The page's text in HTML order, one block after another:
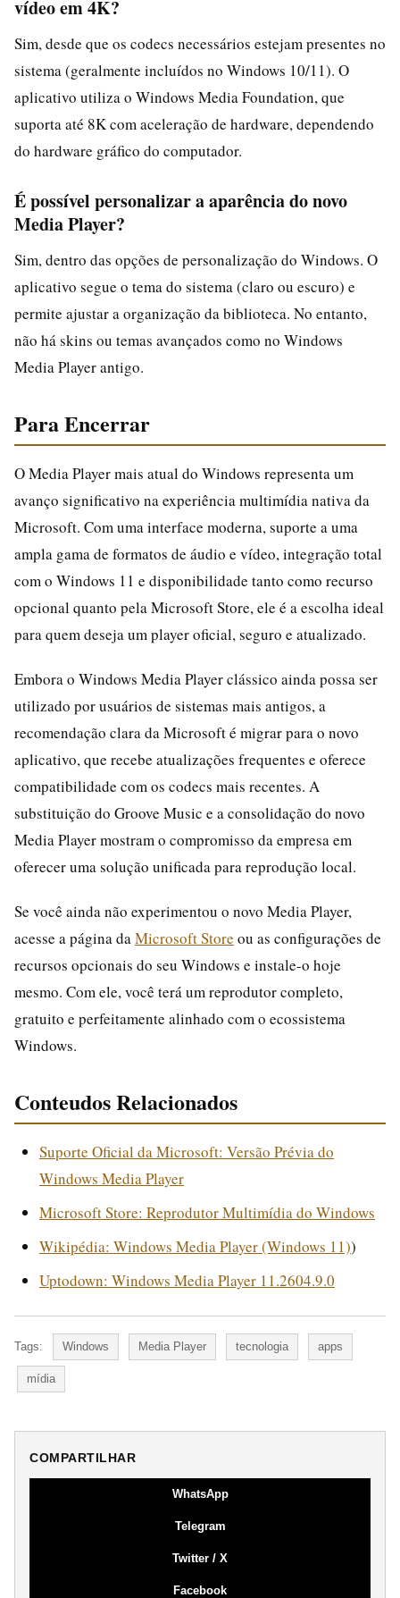
vídeo em 4K?
Sim, desde que os codecs necessários estejam presentes no
sistema (geralmente incluídos no Windows 10/11). O
aplicativo utiliza o Windows Media Foundation, que
suporta até 8K com aceleração de hardware, dependendo
do hardware gráfico do computador.
É possível personalizar a aparência do novo
Media Player?
Sim, dentro das opções de personalização do Windows. O
aplicativo segue o tema do sistema (claro ou escuro) e
permite ajustar a organização da biblioteca. No entanto,
não há skins ou temas avançados como no Windows
Media Player antigo.
Para Encerrar
O Media Player mais atual do Windows representa um
avanço significativo na experiência multimídia nativa da
Microsoft. Com uma interface moderna, suporte a uma
ampla gama de formatos de áudio e vídeo, integração total
com o Windows 11 e disponibilidade tanto como recurso
opcional quanto pela Microsoft Store, ele é a escolha ideal
para quem deseja um player oficial, seguro e atualizado.
Embora o Windows Media Player clássico ainda possa ser
utilizado por usuários de sistemas mais antigos, a
recomendação clara da Microsoft é migrar para o novo
aplicativo, que recebe atualizações frequentes e oferece
compatibilidade com os codecs mais recentes. A
substituição do Groove Music e a consolidação do novo
Media Player mostram o compromisso da empresa em
oferecer uma solução unificada para reprodução local.
Se você ainda não experimentou o novo Media Player,
acesse a página da Microsoft Store ou as configurações de
recursos opcionais do seu Windows e instale-o hoje
mesmo. Com ele, você terá um reprodutor completo,
gratuito e perfeitamente alinhado com o ecossistema
Windows.
Conteudos Relacionados
Suporte Oficial da Microsoft: Versão Prévia do
Windows Media Player
Microsoft Store: Reprodutor Multimídia do Windows
Wikipédia: Windows Media Player (Windows 11))
Uptodown: Windows Media Player 11.2604.9.0
Tags: Windows Media Player tecnologia apps
mídia
COMPARTILHAR
WhatsApp
Telegram
Twitter / X
Facebook